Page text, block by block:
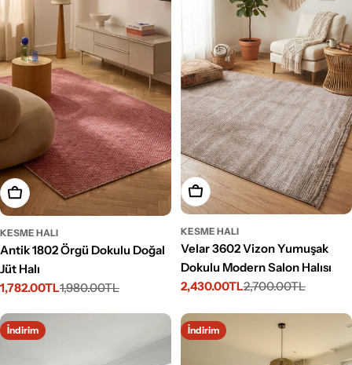
Seçenekleri Belirleyin
KESME HALI
Antik 1802 Örgü Dokulu Doğal
Jüt Halı
İndirimli
1,782.00TL
Normal
1,980.00TL
Seçenekleri Belirleyin
KESME HALI
Velar 3602 Vizon Yumuşak
Dokulu Modern Salon Halısı
İndirimli
2,430.00TL
Normal
2,700.00TL
İndirim İndirim